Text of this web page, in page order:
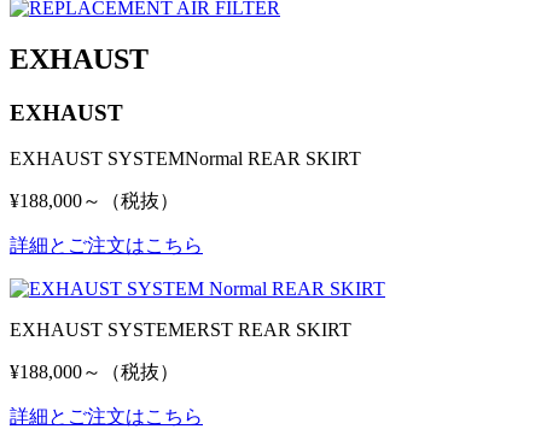
EXHAUST
EXHAUST
EXHAUST SYSTEMNormal REAR SKIRT
¥188,000～（税抜）
詳細とご注文はこちら
EXHAUST SYSTEMERST REAR SKIRT
¥188,000～（税抜）
詳細とご注文はこちら